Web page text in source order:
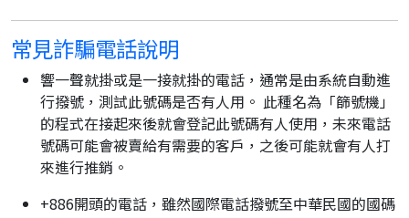
常見詐騙電話說明
響一聲就掛或是一接就掛的電話，通常是由系統自動進
行撥號，測試此號碼是否有人用。 此種名為「篩號機」
的程式在接起來後就會登記此號碼有人使用，未來電話
號碼可能會被賣給有需要的客戶，之後可能就會有人打
來進行推銷。
+886開頭的電話，雖然國際電話撥號至中華民國的國碼